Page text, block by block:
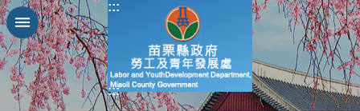
跳到主要內容區塊
進
階
搜
尋
:::
:::